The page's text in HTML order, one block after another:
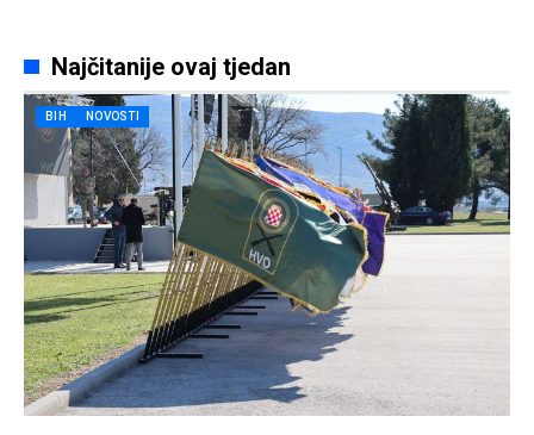
Najčitanije ovaj tjedan
BIH NOVOSTI